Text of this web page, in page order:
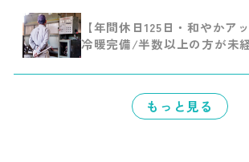
【年間休日125日・和やかア
冷暖完備/半数以上の方が未
ト/正社員切り替え有
もっと見る